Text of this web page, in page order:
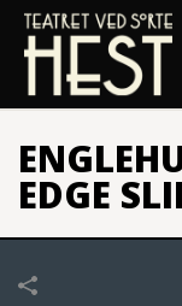
EDGE